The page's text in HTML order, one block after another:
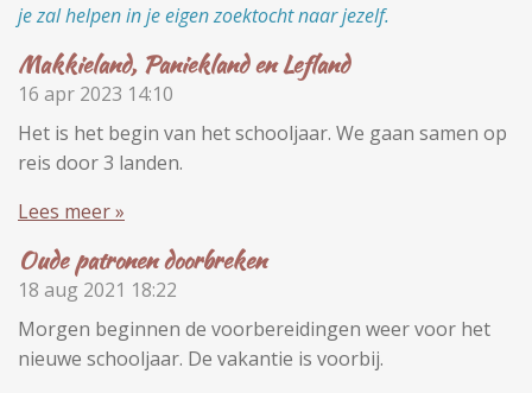
je zal helpen in je eigen zoektocht naar jezelf.
Makkieland, Paniekland en Lefland
16 apr 2023 14:10
Het is het begin van het schooljaar. We gaan samen op
reis door 3 landen.
Lees meer »
Oude patronen doorbreken
18 aug 2021 18:22
Morgen beginnen de voorbereidingen weer voor het
nieuwe schooljaar. De vakantie is voorbij.